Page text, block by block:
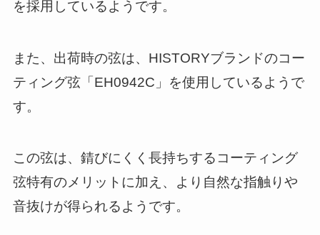
を採用しているようです。
また、出荷時の弦は、HISTORYブランドのコー
ティング弦「EH0942C」を使用しているようで
す。
この弦は、錆びにくく長持ちするコーティング
弦特有のメリットに加え、より自然な指触りや
音抜けが得られるようです。